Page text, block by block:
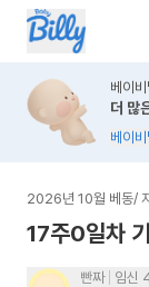
베이
더 많
베이
2026년 10월 베동/
17주0일차
빤짜
임신